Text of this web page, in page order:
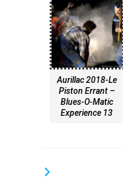
Aurillac 2018-Le
Piston Errant –
Blues-O-Matic
Experience 13